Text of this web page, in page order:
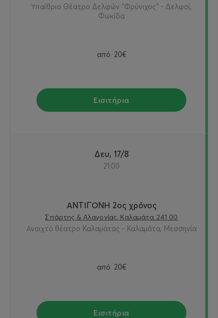
Υπαίθριο Θέατρο Δελφών "Φρύνιχος" - Δελφοί,
Φωκίδα
από 20€
Εισιτήρια
Δευ, 17/8
21:00
ΑΝΤΙΓΟΝΗ 2ος χρόνος
Σπάρτης & Αλαγονίας, Καλαμάτα 241 00
Ανοιχτό θέατρο Καλαμάτας - Καλαμάτα, Μεσσηνία
από 20€
Εισιτήρια